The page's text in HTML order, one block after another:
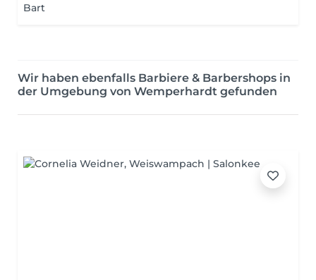
Bart
Wir haben ebenfalls Barbiere & Barbershops in
der Umgebung von Wemperhardt gefunden